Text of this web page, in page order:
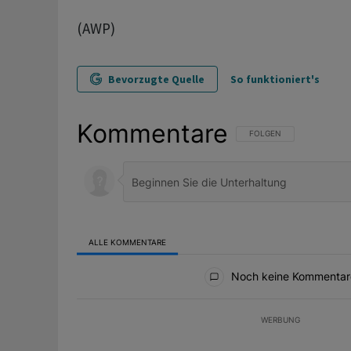
(AWP)
Bevorzugte Quelle So funktioniert's
Kommentare FOLGE DIESER
FOLGEN
ALLE KOMMENTARE
Noch keine
WERBUNG